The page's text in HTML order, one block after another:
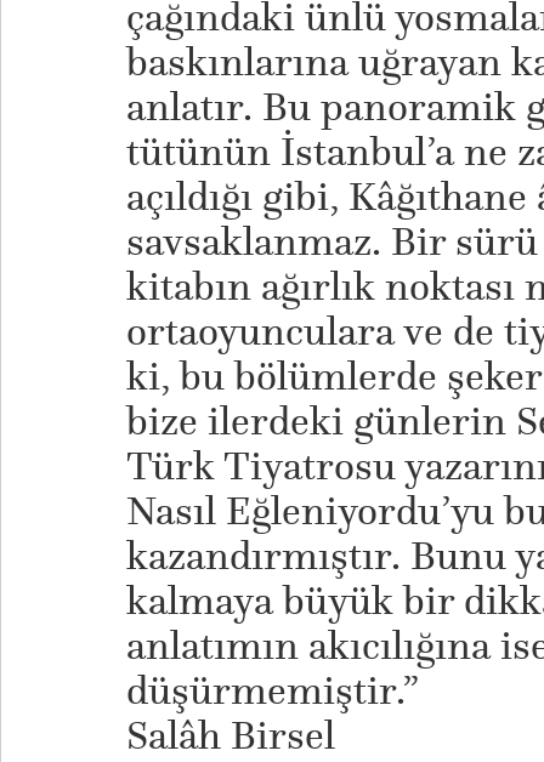
çağındaki ünlü
baskınlarına uğrayan
anlatır. Bu panoramik
tütünün İstanbul’a ne
açıldığı gibi,
savsaklanmaz. Bir
kitabın ağırlık noktası
ortaoyunculara ve de
ki, bu bölümlerde
bize ilerdeki günlerin
Türk Tiyatrosu
Nasıl Eğleniyordu’yu
kazandırmıştır. Bunu
kalmaya büyük bir
anlatımın akıcılığına
düşürmemiştir.”
Salâh Birsel